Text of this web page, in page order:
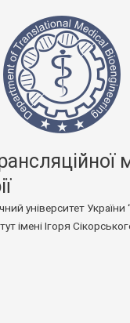
університет України
імені Ігоря